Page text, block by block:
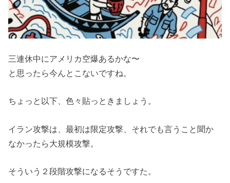
三連休中にアメリカ空爆あるかな〜
と思ったら今んとこないですね。
ちょっと以下、色々貼っときましょう。
イラン攻撃は、最初は限定攻撃、それでも言うこと聞か
なかったら大規模攻撃。
そういう２段階攻撃になるそうですた。